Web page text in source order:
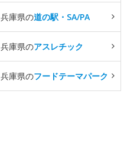
兵庫県の道の駅・SA/PA
兵庫県のアスレチック
兵庫県のフードテーマパーク